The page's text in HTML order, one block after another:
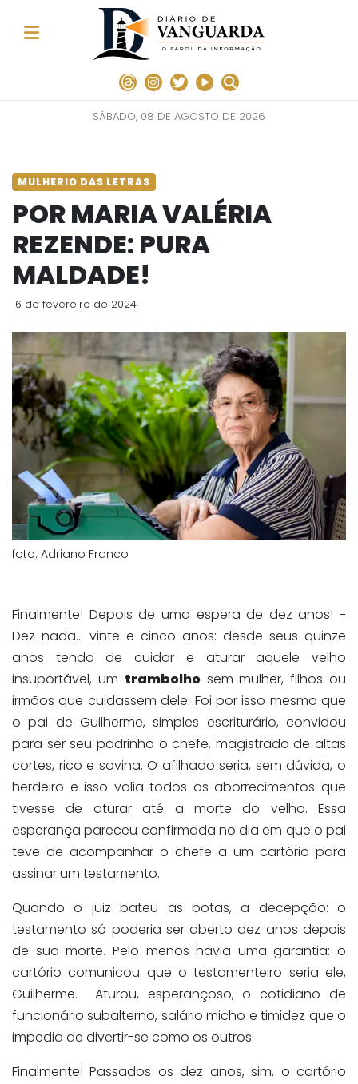
SÁBADO, 08 DE AGOSTO DE 2026
MULHERIO DAS LETRAS
POR MARIA VALÉRIA
REZENDE: PURA
MALDADE!
16 de fevereiro de 2024
foto: Adriano Franco
Finalmente! Depois de uma espera de dez anos! −
Dez nada… vinte e cinco anos: desde seus quinze
anos tendo de cuidar e aturar aquele velho
insuportável, um trambolhosem mulher, filhos ou
irmãos que cuidassem dele. Foi por isso mesmo que
o pai de Guilherme, simples escriturário, convidou
para ser seu padrinho o chefe, magistrado de altas
cortes, rico e sovina. O afilhado seria, sem dúvida, o
herdeiro e isso valia todos os aborrecimentos que
tivesse de aturar até a morte do velho. Essa
esperança pareceu confirmada no dia em que o pai
teve de acompanhar o chefe a um cartório para
assinar um testamento.
Quando o juiz bateu as botas, a decepção: o
testamento só poderia ser aberto dez anos depois
de sua morte. Pelo menos havia uma garantia: o
cartório comunicou que o testamenteiro seria ele,
Guilherme. Aturou, esperançoso, o cotidiano de
funcionário subalterno, salário micho e timidez que o
impedia de divertir-se como os outros.
Finalmente! Passados os dez anos, sim, o cartório